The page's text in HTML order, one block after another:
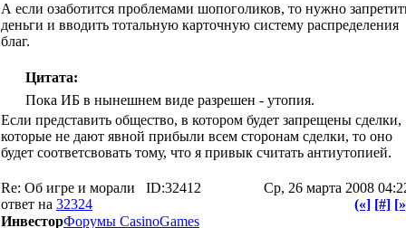
А если озаботится проблемами шопоголиков, то нужно
деньги и вводить тотальную карточную систему распределения
благ.
Цитата:
Пока ИБ в нынешнем виде разрешен - утопия.
Если представить общество, в котором будет запрещены сделки,
которые не дают явной прибыли всем сторонам сделки, то оно
будет соответсвовать тому, что я привык считать антиутопией.
Re: Об игре и морали
ID:32412
ответ на 32324
Ср, 26 марта 2008
(«] [#]
ИнвесторФорумы CasinoGames